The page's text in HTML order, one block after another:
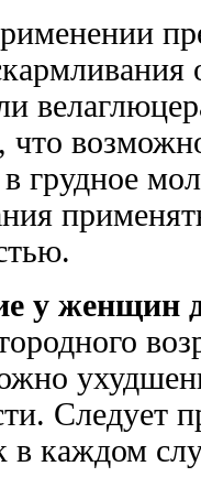
что
грудное
у женщин
Следует
в каждом